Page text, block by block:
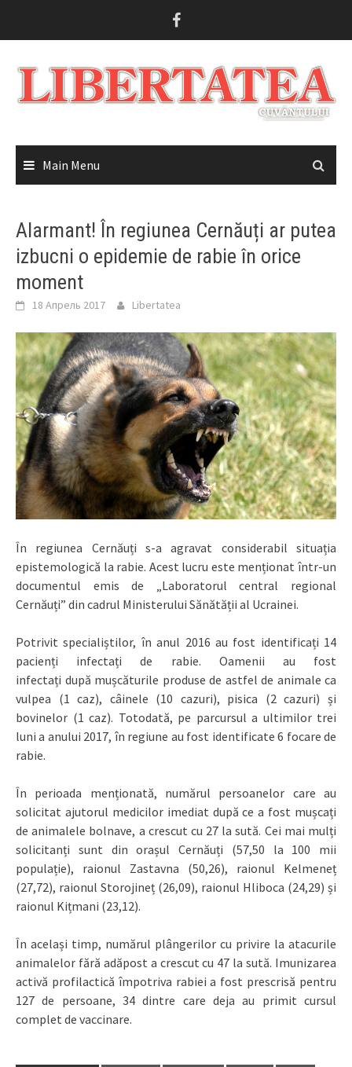
Main Menu
Alarmant! În regiunea Cernăuți ar putea
izbucni o epidemie de rabie în orice
moment
18 Апрель 2017 Libertatea
În regiunea Cernăuți s-a agravat considerabil situația
epistemologică la rabie. Acest lucru este menționat într-un
documentul emis de „Laboratorul central regional
Cernăuți” din cadrul Ministerului Sănătății al Ucrainei.
Potrivit specialiștilor, în anul 2016 au fost identificați 14
pacienți infectați de rabie. Oamenii au fost
infectați după mușcăturile produse de astfel de animale ca
vulpea (1 caz), câinele (10 cazuri), pisica (2 cazuri) și
bovinelor (1 caz). Totodată, pe parcursul a ultimilor trei
luni a anului 2017, în regiune au fost identificate 6 focare de
rabie.
În perioada menționată, numărul persoanelor care au
solicitat ajutorul medicilor imediat după ce a fost mușcați
de animalele bolnave, a crescut cu 27 la sută. Cei mai mulți
solicitanți sunt din orașul Cernăuți (57,50 la 100 mii
populație), raionul Zastavna (50,26), raionul Kelmeneț
(27,72), raionul Storojineț (26,09), raionul Hliboca (24,29) și
raionul Kițmani (23,12).
În același timp, numărul plângerilor cu privire la atacurile
animalelor fără adăpost a crescut cu 47 la sută. Imunizarea
activă profilactică împotriva rabiei a fost prescrisă pentru
127 de persoane, 34 dintre care deja au primit cursul
complet de vaccinare.